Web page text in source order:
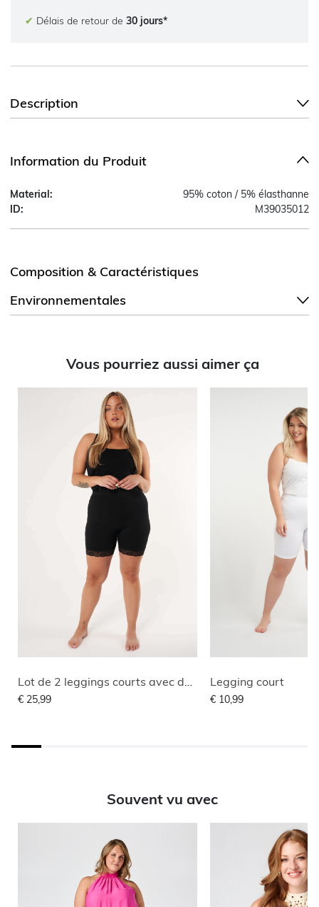
✔ Délais de retour de 30 jours*
Description
Information du Produit
Material:
95% coton / 5% élasthanne
ID:
M39035012
Composition & Caractéristiques
Environnementales
Vous pourriez aussi aimer ça
Lot de 2 leggings courts avec dentelle
€ 25,99
Legging court
€ 10,99
Souvent vu avec